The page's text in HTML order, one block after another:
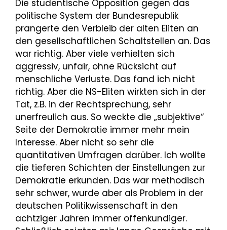
Die studentische Opposition gegen das
politische System der Bundesrepublik
prangerte den Verbleib der alten Eliten an
den gesellschaftlichen Schaltstellen an. Das
war richtig. Aber viele verhielten sich
aggressiv, unfair, ohne Rücksicht auf
menschliche Verluste. Das fand ich nicht
richtig. Aber die NS-Eliten wirkten sich in der
Tat, z.B. in der Rechtsprechung, sehr
unerfreulich aus. So weckte die „subjektive“
Seite der Demokratie immer mehr mein
Interesse. Aber nicht so sehr die
quantitativen Umfragen darüber. Ich wollte
die tieferen Schichten der Einstellungen zur
Demokratie erkunden. Das war methodisch
sehr schwer, wurde aber als Problem in der
deutschen Politikwissenschaft in den
achtziger Jahren immer offenkundiger.